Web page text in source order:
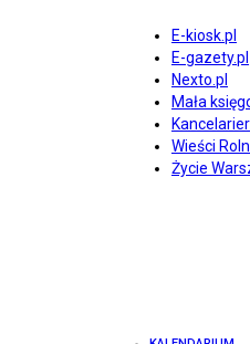
E-kiosk.pl
E-gazety.pl
Nexto.pl
Mała
Wieści
Życie